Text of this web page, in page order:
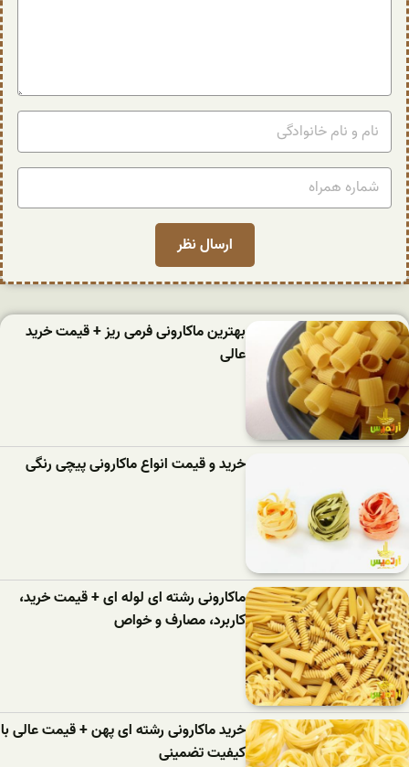
بهترین ماکارونی فرمی ریز + قیمت خرید
عالی
خرید و قیمت انواع ماکارونی پیچی رنگی
ماکارونی رشته ای لوله ای + قیمت خرید،
کاربرد، مصارف و خواص
خرید ماکارونی رشته ای پهن + قیمت عالی با
کیفیت تضمینی